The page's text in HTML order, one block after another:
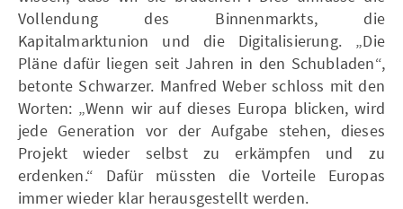
Vollendung des Binnenmarkts, die
Kapitalmarktunion und die Digitalisierung. „Die
Pläne dafür liegen seit Jahren in den Schubladen“,
betonte Schwarzer. Manfred Weber schloss mit den
Worten: „Wenn wir auf dieses Europa blicken, wird
jede Generation vor der Aufgabe stehen, dieses
Projekt wieder selbst zu erkämpfen und zu
erdenken.“ Dafür müssten die Vorteile Europas
immer wieder klar herausgestellt werden.